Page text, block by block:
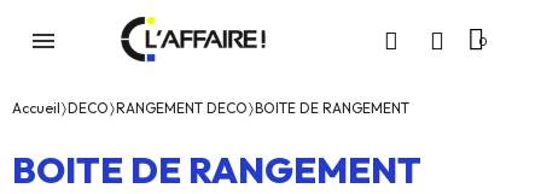
Accueil DECO RANGEMENT DECO BOITE DE RANGEMENT
BOITE DE RANGEMENT